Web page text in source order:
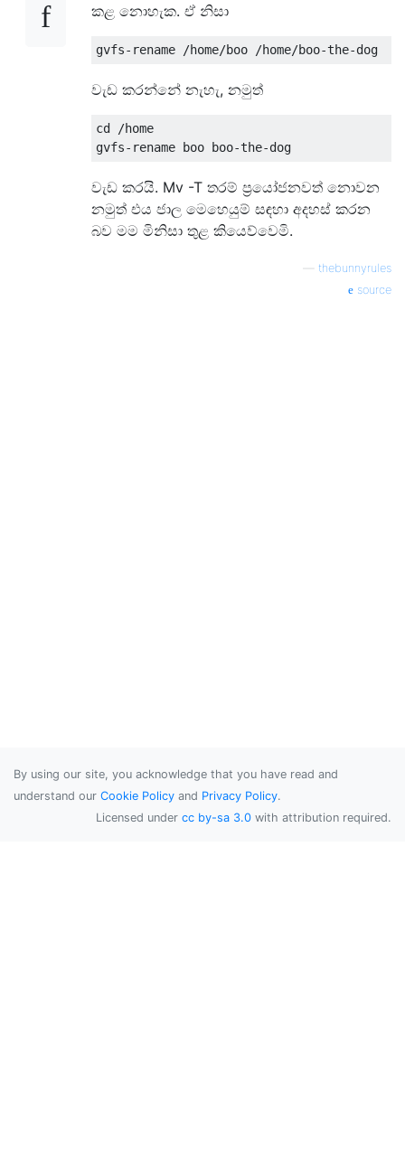
කළ නොහැක. ඒ නිසා
වැඩ කරන්නේ නැහැ, නමුත්
cd /home
වැඩ කරයි. Mv -T තරම් ප්‍රයෝජනවත් නොවන
නමුත් එය ජාල මෙහෙයුම් සඳහා අදහස් කරන
බව මම මිනිසා තුළ කියෙව්වෙමි.
thebunnyrules
source
By using our site, you acknowledge that you have read and
understand our Cookie Policy and Privacy Policy.
Licensed under cc by-sa 3.0 with attribution required.